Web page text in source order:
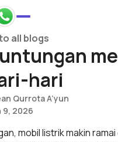
all blogs
all blogs
hari
Qurrota A’yun
9, 2026
mobil listrik makin